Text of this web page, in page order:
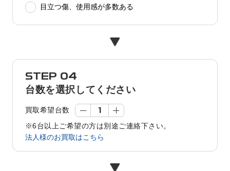
目立つ傷、使用感が多数ある
STEP 04
台数を選択してください
買取希望台数
※6台以上ご希望の方は別途ご連絡下さい。
法人様のお買取はこちら